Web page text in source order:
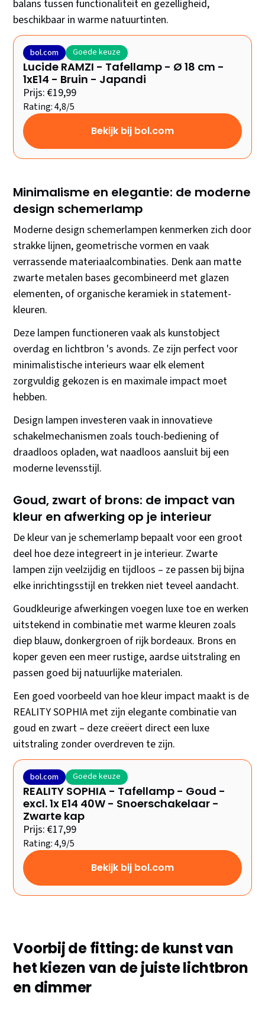
balans tussen functionaliteit en gezelligheid,
beschikbaar in warme natuurtinten.
bol.com Goede keuze
Lucide RAMZI - Tafellamp - Ø 18 cm -
1xE14 - Bruin - Japandi
Prijs: €19,99
Rating: 4,8/5
Bekijk bij bol.com
Minimalisme en elegantie: de moderne
design schemerlamp
Moderne design schemerlampen kenmerken zich door
strakke lijnen, geometrische vormen en vaak
verrassende materiaalcombinaties. Denk aan matte
zwarte metalen bases gecombineerd met glazen
elementen, of organische keramiek in statement-
kleuren.
Deze lampen functioneren vaak als kunstobject
overdag en lichtbron 's avonds. Ze zijn perfect voor
minimalistische interieurs waar elk element
zorgvuldig gekozen is en maximale impact moet
hebben.
Design lampen investeren vaak in innovatieve
schakelmechanismen zoals touch-bediening of
draadloos opladen, wat naadloos aansluit bij een
moderne levensstijl.
Goud, zwart of brons: de impact van
kleur en afwerking op je interieur
De kleur van je schemerlamp bepaalt voor een groot
deel hoe deze integreert in je interieur. Zwarte
lampen zijn veelzijdig en tijdloos – ze passen bij bijna
elke inrichtingsstijl en trekken niet teveel aandacht.
Goudkleurige afwerkingen voegen luxe toe en werken
uitstekend in combinatie met warme kleuren zoals
diep blauw, donkergroen of rijk bordeaux. Brons en
koper geven een meer rustige, aardse uitstraling en
passen goed bij natuurlijke materialen.
Een goed voorbeeld van hoe kleur impact maakt is de
REALITY SOPHIA met zijn elegante combinatie van
goud en zwart – deze creëert direct een luxe
uitstraling zonder overdreven te zijn.
bol.com Goede keuze
REALITY SOPHIA - Tafellamp - Goud -
excl. 1x E14 40W - Snoerschakelaar -
Zwarte kap
Prijs: €17,99
Rating: 4,9/5
Bekijk bij bol.com
Voorbij de fitting: de kunst van
het kiezen van de juiste lichtbron
en dimmer